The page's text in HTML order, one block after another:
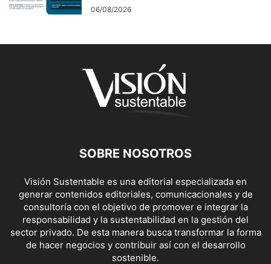
06/08/2026
SOBRE NOSOTROS
Visión Sustentable es una editorial especializada en
generar contenidos editoriales, comunicacionales y de
consultoría con el objetivo de promover e integrar la
responsabilidad y la sustentabilidad en la gestión del
sector privado. De esta manera busca transformar la forma
de hacer negocios y contribuir así con el desarrollo
sostenible.